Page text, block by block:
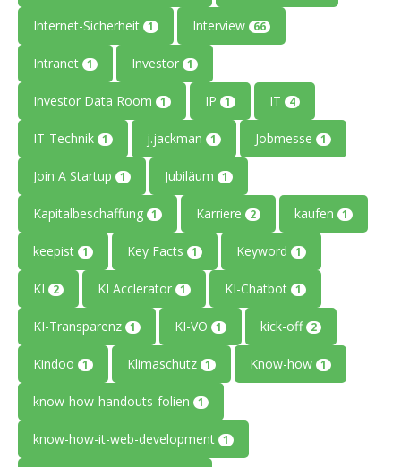
Internet-Sicherheit 1 Interview 66
Intranet 1 Investor 1
Investor Data Room 1 IP 1 IT 4
IT-Technik 1 j.jackman 1 Jobmesse 1
Join A Startup 1 Jubiläum 1
Kapitalbeschaffung 1 Karriere 2 kaufen 1
keepist 1 Key Facts 1 Keyword 1
KI 2 KI Acclerator 1 KI-Chatbot 1
KI-Transparenz 1 KI-VO 1 kick-off 2
Kindoo 1 Klimaschutz 1 Know-how 1
know-how-handouts-folien 1
know-how-it-web-development 1